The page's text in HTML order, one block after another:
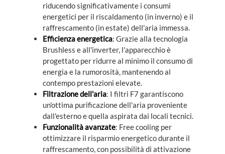
riducendo significativamente i consumi
energetici per il riscaldamento (in inverno) e il
raffrescamento (in estate) dell'aria immessa.
Efficienza energetica: Grazie alla tecnologia
Brushless e all'inverter, l'apparecchio è
progettato per ridurre al minimo il consumo di
energia e la rumorosità, mantenendo al
contempo prestazioni elevate.
Filtrazione dell'aria: I filtri F7 garantiscono
un'ottima purificazione dell'aria proveniente
dall'esterno e quella aspirata dai locali tecnici.
Funzionalità avanzate: Free cooling per
ottimizzare il risparmio energetico durante il
raffrescamento, con possibilità di attivazione